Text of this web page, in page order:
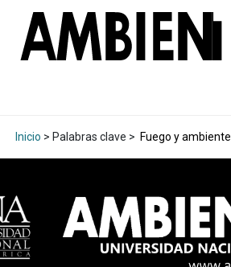
Inicio > Palabras clave > Fuego y ambiente